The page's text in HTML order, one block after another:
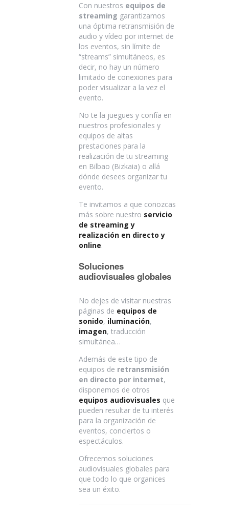
Con nuestros equipos de
streaming garantizamos
una óptima retransmisión de
audio y vídeo por internet de
los eventos, sin límite de
“streams” simultáneos, es
decir, no hay un número
limitado de conexiones para
poder visualizar a la vez el
evento.
No te la juegues y confía en
nuestros profesionales y
equipos de altas
prestaciones para la
realización de tu streaming
en Bilbao (Bizkaia) o allá
dónde desees organizar tu
evento.
Te invitamos a que conozcas
más sobre nuestro servicio
de streaming y
realización en directo y
online.
Soluciones
audiovisuales globales
No dejes de visitar nuestras
páginas de equipos de
sonido, iluminación,
imagen, traducción
simultánea…
Además de este tipo de
equipos de retransmisión
en directo por internet,
disponemos de otros
equipos audiovisuales que
pueden resultar de tu interés
para la organización de
eventos, conciertos o
espectáculos.
Ofrecemos soluciones
audiovisuales globales para
que todo lo que organices
sea un éxito.